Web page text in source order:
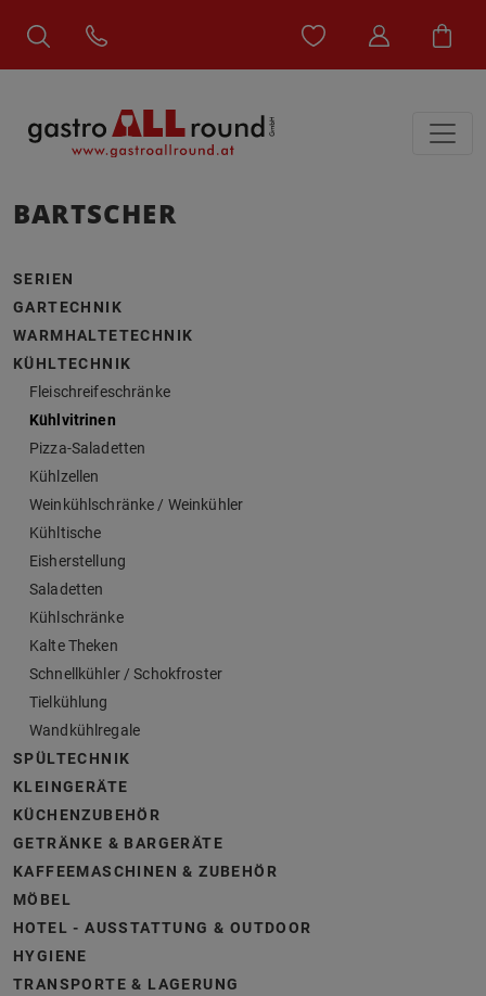
BARTSCHER
SERIEN
GARTECHNIK
WARMHALTETECHNIK
KÜHLTECHNIK
Fleischreifeschränke
Kühlvitrinen
Pizza-Saladetten
Kühlzellen
Weinkühlschränke / Weinkühler
Kühltische
Eisherstellung
Saladetten
Kühlschränke
Kalte Theken
Schnellkühler / Schokfroster
Tielkühlung
Wandkühlregale
SPÜLTECHNIK
KLEINGERÄTE
KÜCHENZUBEHÖR
GETRÄNKE & BARGERÄTE
KAFFEEMASCHINEN & ZUBEHÖR
MÖBEL
HOTEL - AUSSTATTUNG & OUTDOOR
HYGIENE
TRANSPORTE & LAGERUNG